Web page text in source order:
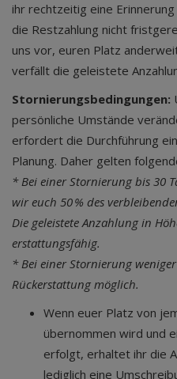
ihr rechtzeitig eine
die Restzahlung nicht
uns vor, euren Platz
verfällt die geleistete
Stornierungsbedingungen:
persönliche Umstände
erfordert die Durchführung
Planung. Daher gelten
* Bei einer Stornierung bis 30
wir euch 50 % des
Die geleistete Anzahlung in
erstattungsfähig.
* Bei einer Stornierung
Rückerstattung möglich.
Wenn euer Platz von
übernommen wird und
erfolgt, erhaltet ihr die
lediglich eine